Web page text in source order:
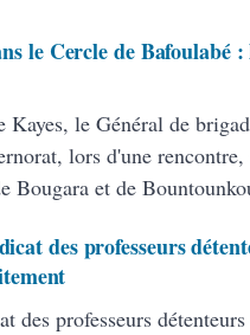
le Cercle de Bafoulabé
le Général de
lors d'une
Bougara et de
des professeurs
des professeurs